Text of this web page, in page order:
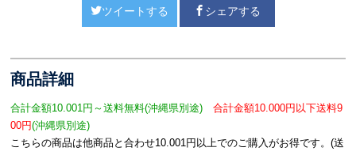
ツイートする シェアする
商品詳細
合計金額10.001円～送料無料(沖縄県別途)合計金額10.000円以下送料9
00円(沖縄県別途)
こちらの商品は他商品と合わせ10.001円以上でのご購入がお得です。(送